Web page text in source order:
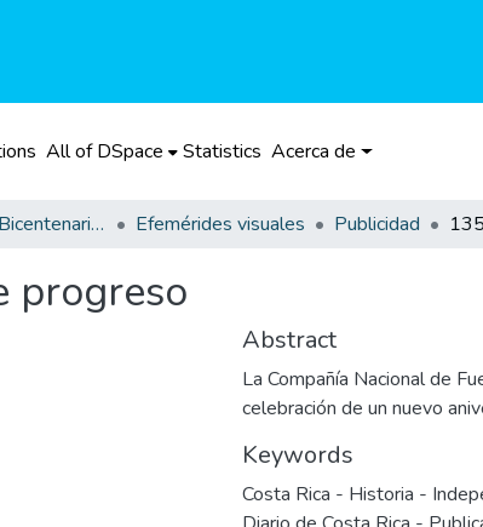
All of DSpace Statistics Acerca de
Efemérides del Bicentenario de la Independencia de Costa Rica Efemérides visuales Publicidad
progreso
Abstract
La Compañía Nacional de
celebración de un nuevo
Keywords
Costa Rica - Historia -